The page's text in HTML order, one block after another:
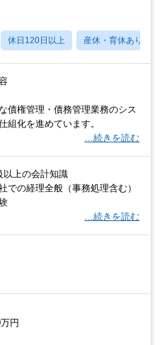
休日120日以上 産休・育休あり
債権管理・債務管理業務のシス
組化を進めています。
…続きを読む
以上の会計知識
での経理全般（事務処理含む）
…続きを読む
円